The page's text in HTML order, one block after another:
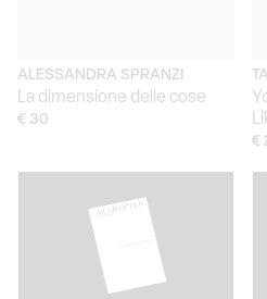
ALESSANDRA SPRANZI
La dimensione delle cose
€ 30
€